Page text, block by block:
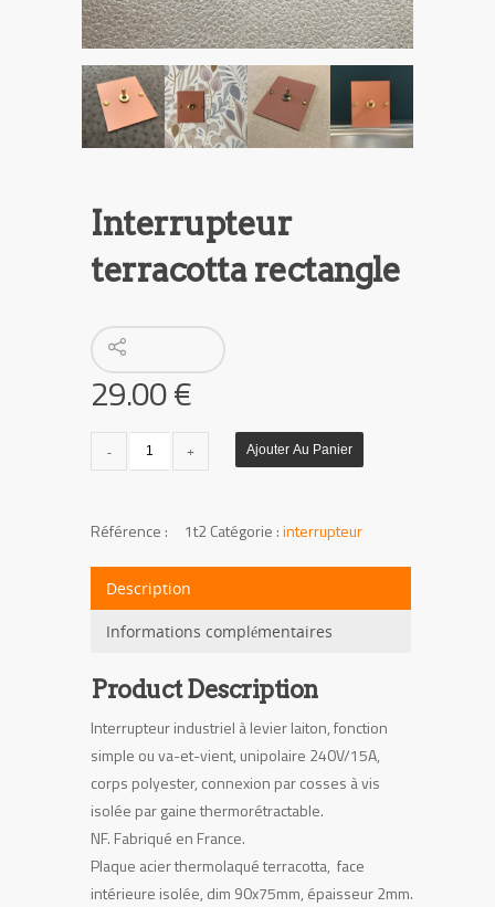
Interrupteur
terracotta rectangle
29.00€
quantité
de
terracotta
Ajouter Au Panier
UGS :
1t2Catégorie :interrupteur
Description
Informations complémentaires
Product Description
Interrupteur industriel à levier laiton, fonction
simple ou va-et-vient, unipolaire 240V/15A,
corps polyester, connexion par cosses à vis
isolée par gaine thermorétractable.
NF. Fabriqué en France.
Plaque acier thermolaqué terracotta, face
intérieure isolée, dim 90x75mm, épaisseur 2mm.